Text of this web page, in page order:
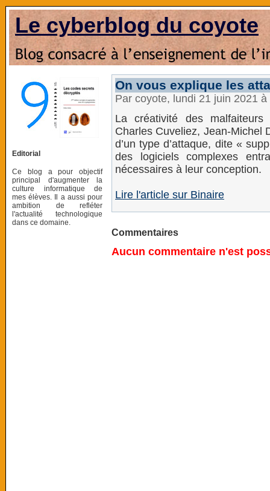
Le cyberblog du coyote
Editorial
Ce blog a pour objectif
principal d'augmenter la
culture informatique de
mes élèves. Il a aussi pour
ambition de refléter
l'actualité technologique
dans ce domaine.
On vous explique les
Par coyote, lundi 21 juin 2021
La créativité des
Charles Cuveliez, Jean-Michel
d’un type d’attaque, dite «
des logiciels complexes
nécessaires à leur conception.
Lire l'article sur Binaire
Commentaires
Aucun commentaire n'est